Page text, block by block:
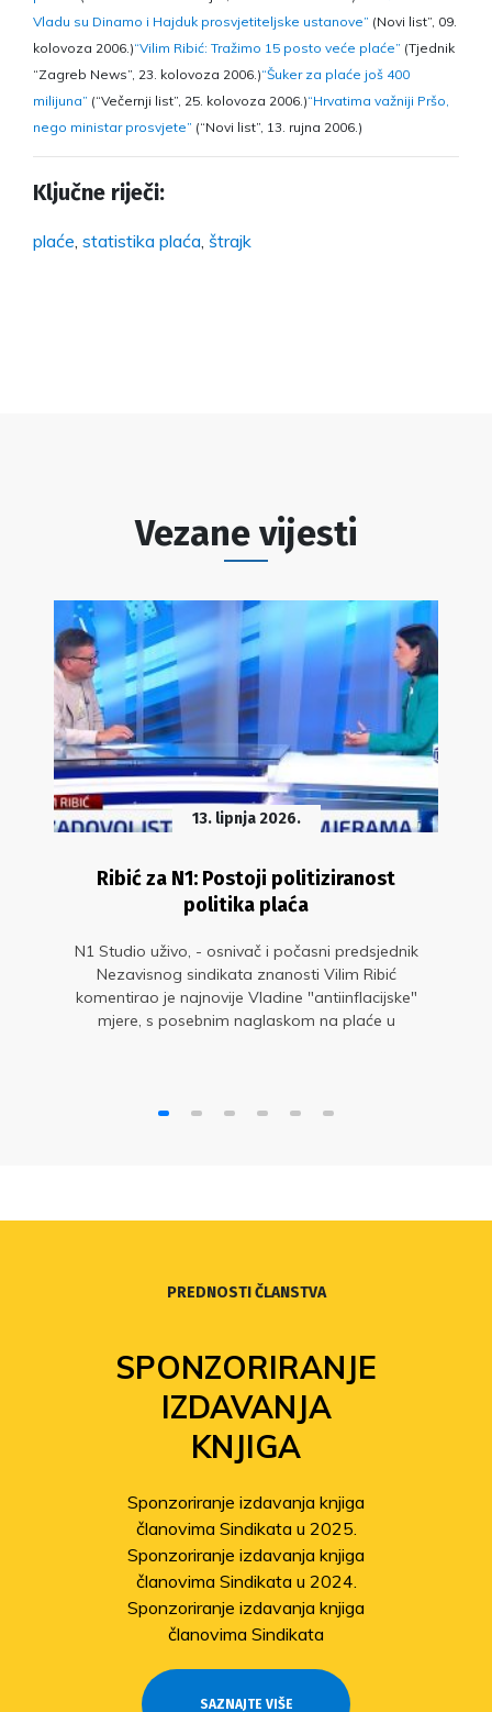
Vladu su Dinamo i Hajduk prosvjetiteljske ustanove” (Novi list”, 09.
kolovoza 2006.)“Vilim Ribić: Tražimo 15 posto veće plaće” (Tjednik
“Zagreb News”, 23. kolovoza 2006.)“Šuker za plaće još 400
milijuna” (“Večernji list”, 25. kolovoza 2006.)“Hrvatima važniji Pršo,
nego ministar prosvjete” (“Novi list”, 13. rujna 2006.)
Ključne riječi:
plaće statistika plaća štrajk
Vezane vijesti
13. lipnja 2026.
Ribić za N1: Postoji politiziranost
politika plaća
N1 Studio uživo, - osnivač i počasni predsjednik
Nezavisnog sindikata znanosti Vilim Ribić
komentirao je najnovije Vladine "antiinflacijske"
mjere, s posebnim naglaskom na plaće u
PREDNOSTI ČLANSTVA
SPONZORIRANJE
IZDAVANJA
KNJIGA
Sponzoriranje izdavanja knjiga
članovima Sindikata u 2025.
Sponzoriranje izdavanja knjiga
članovima Sindikata u 2024.
Sponzoriranje izdavanja knjiga
članovima Sindikata
SAZNAJTE VIŠE